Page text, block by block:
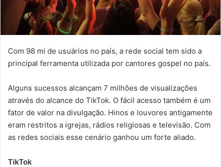
Com 98 mi de usuários no país, a rede social tem sido a
principal ferramenta utilizada por cantores gospel no país.
Alguns sucessos alcançam 7 milhões de visualizações
através do alcance do TikTok. O fácil acesso também é um
fator de valor na divulgação. Hinos e louvores antigamente
eram restritos a igrejas, rádios religiosas e televisão. Com
as redes sociais esse cenário ganhou um forte aliado.
TikTok